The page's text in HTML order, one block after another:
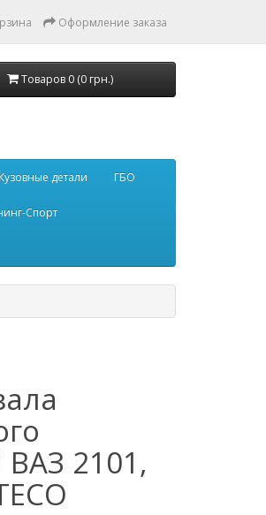
Оформление заказа
Товаров 0 (0 грн.)
Кузовные детали ГБО
Спорт
2101,